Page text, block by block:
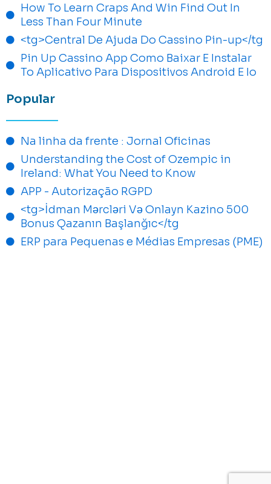
How To Learn Craps And Win Find Out In
Less Than Four Minute
<tg>Central De Ajuda Do Cassino Pin-up</tg
Pin Up Cassino App Como Baixar E Instalar
To Aplicativo Para Dispositivos Android E Io
Popular
Na linha da frente : Jornal Oficinas
Understanding the Cost of Ozempic in
Ireland: What You Need to Know
APP - Autorização RGPD
<tg>İdman Mərcləri Və Onlayn Kazino 500
Bonus Qazanın Başlanğıc</tg
ERP para Pequenas e Médias Empresas (PME)